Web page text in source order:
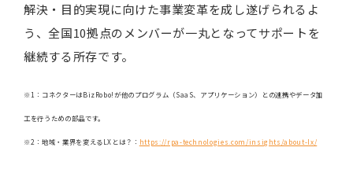
解決・目的実現に向けた事業変革を成し遂げられるよ
う、全国10拠点のメンバーが一丸となってサポートを
継続する所存です。
※1：コネクターはBizRobo!が他のプログラム（SaaS、アプリケーション）との連携やデータ加
工を行うための部品です。
※2：地域・業界を変えるLXとは？： https://rpa-technologies.com/insights/about-lx/